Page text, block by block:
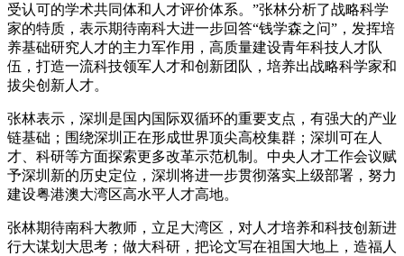
受认可的学术共同体和人才评价体系。”张林分析了战略科学
家的特质，表示期待南科大进一步回答“钱学森之问”，发挥培
养基础研究人才的主力军作用，高质量建设青年科技人才队
伍，打造一流科技领军人才和创新团队，培养出战略科学家和
拔尖创新人才。
张林表示，深圳是国内国际双循环的重要支点，有强大的产业
链基础；围绕深圳正在形成世界顶尖高校集群；深圳可在人
才、科研等方面探索更多改革示范机制。中央人才工作会议赋
予深圳新的历史定位，深圳将进一步贯彻落实上级部署，努力
建设粤港澳大湾区高水平人才高地。
张林期待南科大教师，立足大湾区，对人才培养和科技创新进
行大谋划大思考；做大科研，把论文写在祖国大地上，造福人